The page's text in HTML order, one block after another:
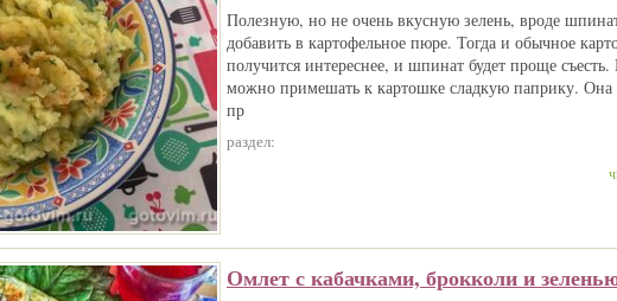
Полезную, но не очень вкусную зелень, вроде
добавить в картофельное пюре. Тогда и обычное
получится интереснее, и шпинат будет проще съесть.
можно примешать к картошке сладкую паприку. Она
пр
раздел:
Омлет с кабачками, брокколи и